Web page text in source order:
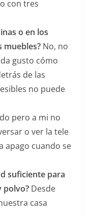
con tres
o en los
muebles? No, no
gusto cómo
de las
no puede
pero a mi no
o ver la tele
apago cuando se
suficiente para
polvo? Desde
casa